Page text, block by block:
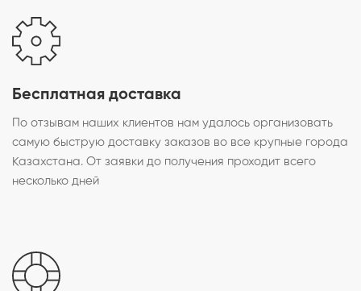
Бесплатная доставка
По отзывам наших клиентов нам удалось организовать
самую быструю доставку заказов во все крупные города
Казахстана. От заявки до получения проходит всего
несколько дней